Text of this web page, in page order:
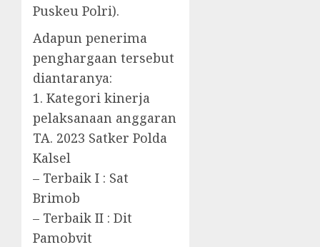
Puskeu Polri).
Adapun penerima
penghargaan tersebut
diantaranya:
1. Kategori kinerja
pelaksanaan anggaran
TA. 2023 Satker Polda
Kalsel
– Terbaik I : Sat
Brimob
– Terbaik II : Dit
Pamobvit